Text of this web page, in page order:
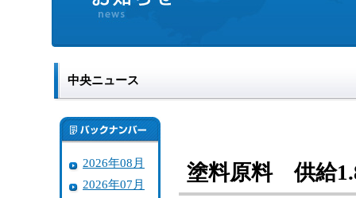
中央ニュース
2026年08月
2026年07月
塗料原料 供給